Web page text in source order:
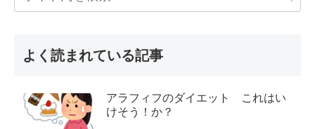
よく読まれている記事
アラフィフのダイエット これはい
けそう！か？